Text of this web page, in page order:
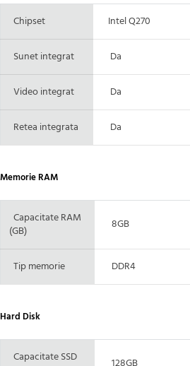
Chipset Intel Q270
Sunet integrat Da
Video integrat Da
Retea integrata Da
Memorie RAM
Capacitate RAM
(GB)
8GB
Tip memorie DDR4
Hard Disk
Capacitate SSD